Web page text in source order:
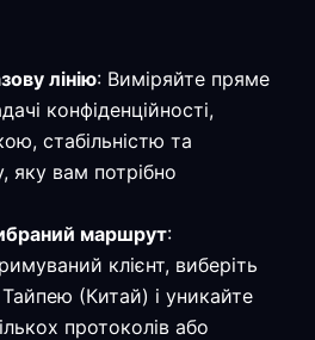
лінію: Виміряйте пряме
конфіденційності,
стабільністю та
яку вам потрібно
маршрут:
клієнт, виберіть
(Китай) і уникайте
протоколів або